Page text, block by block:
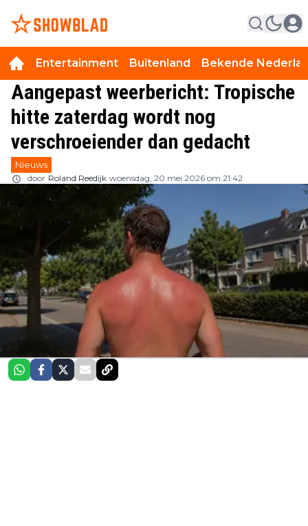
Entertainment Buitenland Bekende
Aangepast weerbericht: Tropische
hitte zaterdag wordt nog
verschroeiender dan gedacht
Nieuws
door Roland Reedijk woensdag, 20 mei 2026 om 21:42